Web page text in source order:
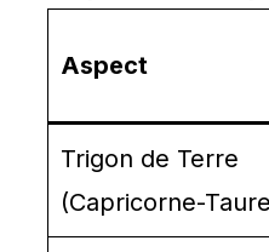
Aspect
Trigon de Terre
(Capricorne-